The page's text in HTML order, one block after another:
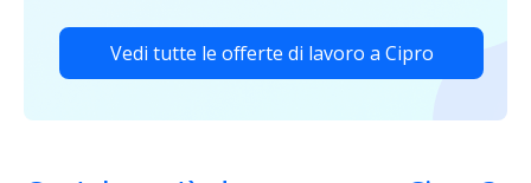
Vedi tutte le offerte di lavoro a Cipro